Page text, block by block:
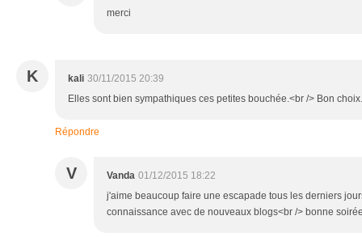
merci
K kali 30/11/2015 20:39
Elles sont bien sympathiques ces petites bouchée.<br /> Bon
Répondre
V Vanda 01/12/2015 18:22
j'aime beaucoup faire une escapade tous les derniers
connaissance avec de nouveaux blogs<br /> bonne